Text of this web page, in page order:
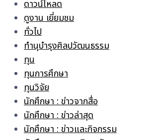
ดาวน์โหลด
ดูงาน เยี่ยมชม
ทั่วไป
ทำนุบำรุงศิลปวัฒนธรรม
ทุน
ทุนการศึกษา
ทุนวิจัย
นักศึกษา : ข่าวจากสื่อ
นักศึกษา : ข่าวล่าสุด
นักศึกษา : ข่าวและกิจกรรม